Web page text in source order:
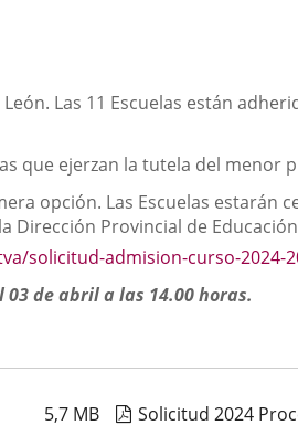
Las 11 Escuelas están
que ejerzan la tutela del menor
opción. Las Escuelas estarán
Dirección Provincial de
solicitud-admision-curso-
de abril a las 14.00 horas.
5,7 MB Solicitud 2024